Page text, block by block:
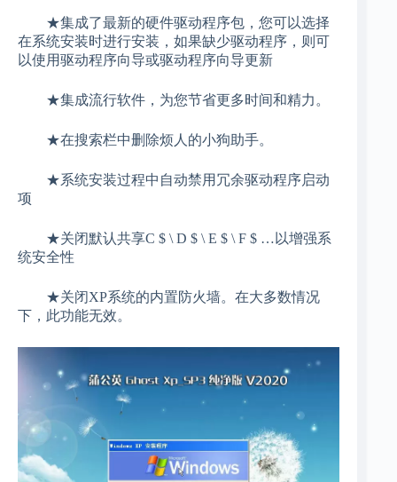
★集成了最新的硬件驱动程序包，您可以选择
在系统安装时进行安装，如果缺少驱动程序，则可
以使用驱动程序向导或驱动程序向导更新
★集成流行软件，为您节省更多时间和精力。
★在搜索栏中删除烦人的小狗助手。
★系统安装过程中自动禁用冗余驱动程序启动
项
★关闭默认共享C $ \ D $ \ E $ \ F $ …以增强系
统安全性
★关闭XP系统的内置防火墙。在大多数情况
下，此功能无效。